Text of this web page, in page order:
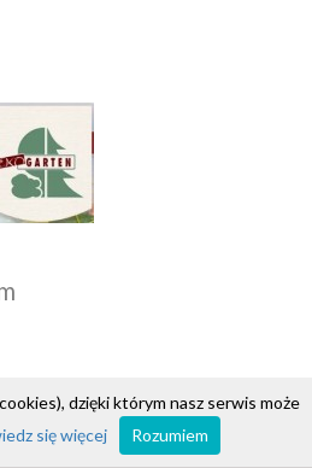
dzięki którym nasz serwis może
się więcej Rozumiem